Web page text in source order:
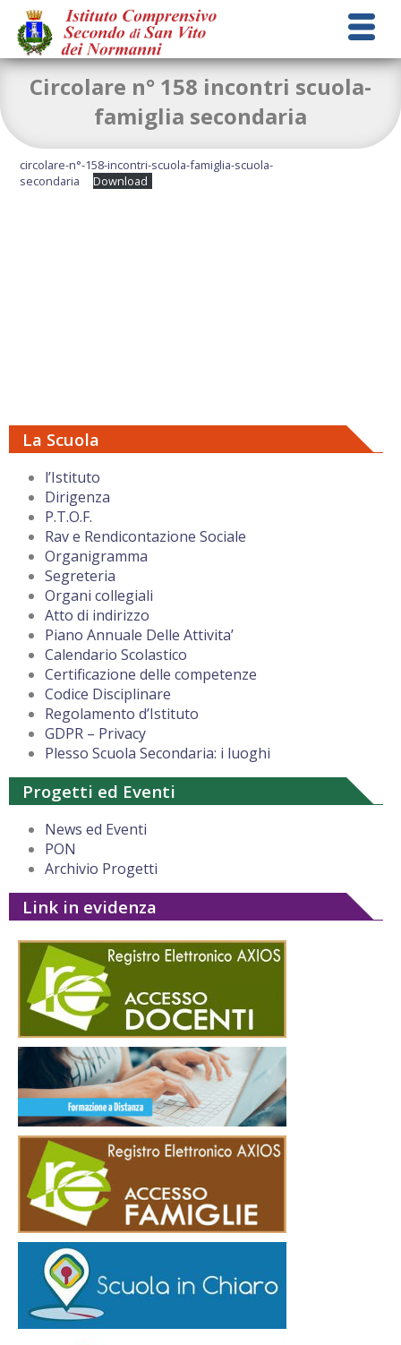
La Scuola
l’Istituto
Dirigenza
P.T.O.F.
Rav e Rendicontazione Sociale
Organigramma
Segreteria
Organi collegiali
Atto di indirizzo
Piano Annuale Delle Attivita’
Calendario Scolastico
Certificazione delle competenze
Codice Disciplinare
Regolamento d’Istituto
GDPR – Privacy
Plesso Scuola Secondaria: i luoghi
Progetti ed Eventi
News ed Eventi
PON
Archivio Progetti
Link in evidenza
Circolare n° 158 incontri scuola-
famiglia secondaria
circolare-n°-158-incontri-scuola-famiglia-scuola-
secondaria
Download